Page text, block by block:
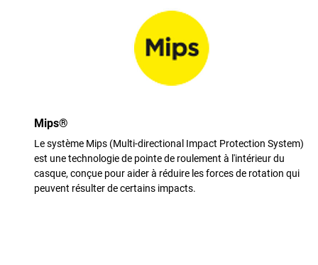
Mips®
Le système Mips (Multi-directional Impact Protection System)
est une technologie de pointe de roulement à l'intérieur du
casque, conçue pour aider à réduire les forces de rotation qui
peuvent résulter de certains impacts.